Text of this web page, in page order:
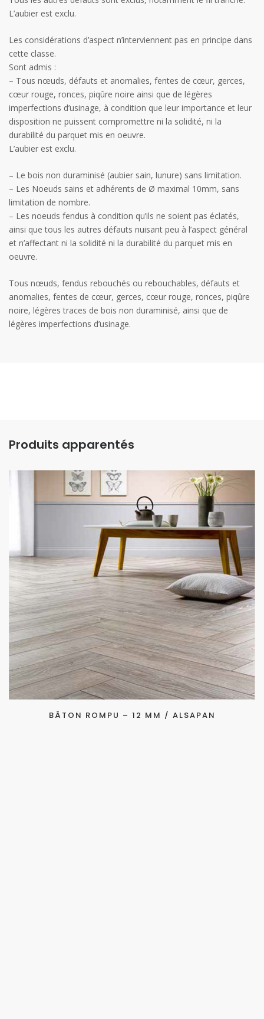
L’aubier est exclu.
Les considérations d’aspect n’interviennent pas en principe dans
cette classe.
Sont admis :
– Tous nœuds, défauts et anomalies, fentes de cœur, gerces,
cœur rouge, ronces, piqûre noire ainsi que de légères
imperfections d’usinage, à condition que leur importance et leur
disposition ne puissent compromettre ni la solidité, ni la
durabilité du parquet mis en oeuvre.
L’aubier est exclu.
– Le bois non duraminisé (aubier sain, lunure) sans limitation.
– Les Noeuds sains et adhérents de Ø maximal 10mm, sans
limitation de nombre.
– Les noeuds fendus à condition qu’ils ne soient pas éclatés,
ainsi que tous les autres défauts nuisant peu à l’aspect général
et n’affectant ni la solidité ni la durabilité du parquet mis en
oeuvre.
Tous nœuds, fendus rebouchés ou rebouchables, défauts et
anomalies, fentes de cœur, gerces, cœur rouge, ronces, piqûre
noire, légères traces de bois non duraminisé, ainsi que de
légères imperfections d’usinage.
Produits apparentés
BÂTON ROMPU – 12 MM / ALSAPAN